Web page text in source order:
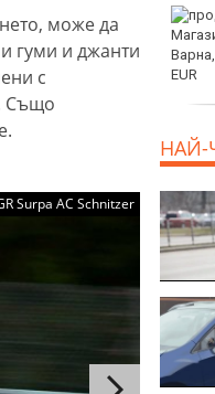
може да
гуми и джанти
с
Също
Surpa AC Schnitzer
на Карлос
в историята
НАЙ-